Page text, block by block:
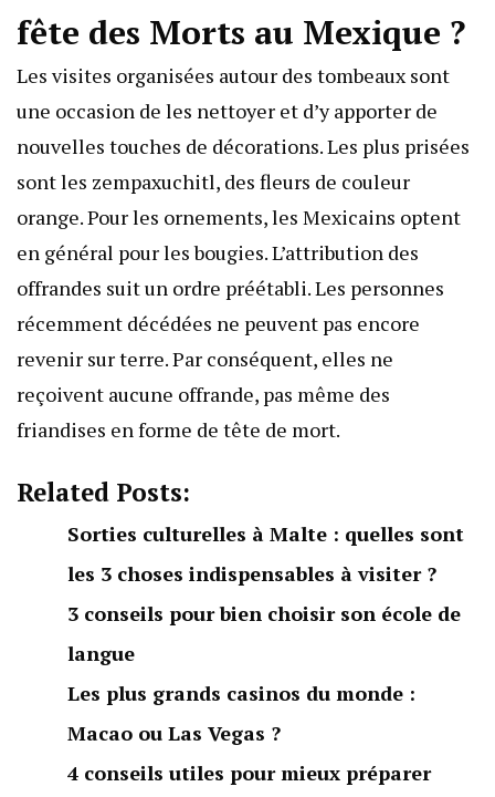
fête des Morts au Mexique ?
Les visites organisées autour des tombeaux sont
une occasion de les nettoyer et d’y apporter de
nouvelles touches de décorations. Les plus prisées
sont les zempaxuchitl, des fleurs de couleur
orange. Pour les ornements, les Mexicains optent
en général pour les bougies. L’attribution des
offrandes suit un ordre préétabli. Les personnes
récemment décédées ne peuvent pas encore
revenir sur terre. Par conséquent, elles ne
reçoivent aucune offrande, pas même des
friandises en forme de tête de mort.
Related Posts:
Sorties culturelles à Malte : quelles sont
les 3 choses indispensables à visiter ?
3 conseils pour bien choisir son école de
langue
Les plus grands casinos du monde :
Macao ou Las Vegas ?
4 conseils utiles pour mieux préparer